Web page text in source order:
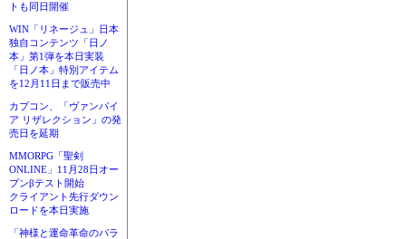
トも同日開催
WIN「リネージュ」日本
独自コンテンツ「日ノ
本」第1弾を本日実装
「日ノ本」特別アイテム
を12月11日まで販売中
カプコン、「ヴァンパイ
ア リザレクション」の発
売日を延期
MMORPG「聖剣
ONLINE」11月28日オー
プンβテスト開始
クライアント先行ダウン
ロードを本日実施
「神様と運命革命のパラ